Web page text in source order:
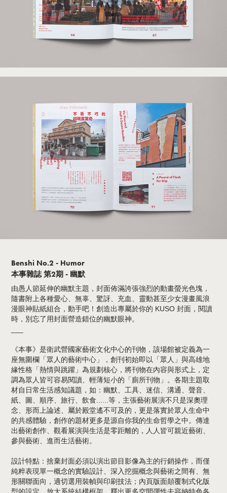
Benshi No.2 - Humor
本事雜誌 第2期 - 幽默
由愚人節延伸的幽默主題，封面佈滿誇張強烈的動畫螢光色塊，
隨書附上各種愛心、無辜、驚訝、充血、靈動甚至少女漫畫風浪
漫眼神貼紙組合，動手吧！創造出專屬於你的 KUSO 封面，閱讀
時，別忘了用封面營造錯位的幽默眼神。
《本事》是衛武營國家藝術文化中心的刊物，該場館被定義為一
座無圍欄「眾人的藝術中心」，創刊初始即以「眾人」與高雄地
緣性格「熱情與跳躍」為規劃核心，將刊物在內容與形式上，定
調為眾人皆可容易閱讀、輕薄短小的「廁所刊物」。各期主題取
材自日常生活感知議題，如：幽默、工具、迷信、溝通、聲音、
紙、圖、順序、旅行、飲食......等，主張藝術展演不只是深奧理
念、形而上論述、屬於殿堂遙不可及的，更是落實於眾人生命中
的共感體驗，創作的題材更多是源自你我的生命哲學之中。傳達
出藝術創作、觀看展演與生活是零距離的，人人皆可親近藝術、
參與藝術、進而生活藝術。
設計特點：捨棄封面必須以演出節目影像為主的行銷操作，而僅
純粹表現單一概念的實驗設計、深入挖掘概念與藝術之間有、無
形關聯面向，適切選用裝幀與印刷技法；內頁版面顛覆制式化版